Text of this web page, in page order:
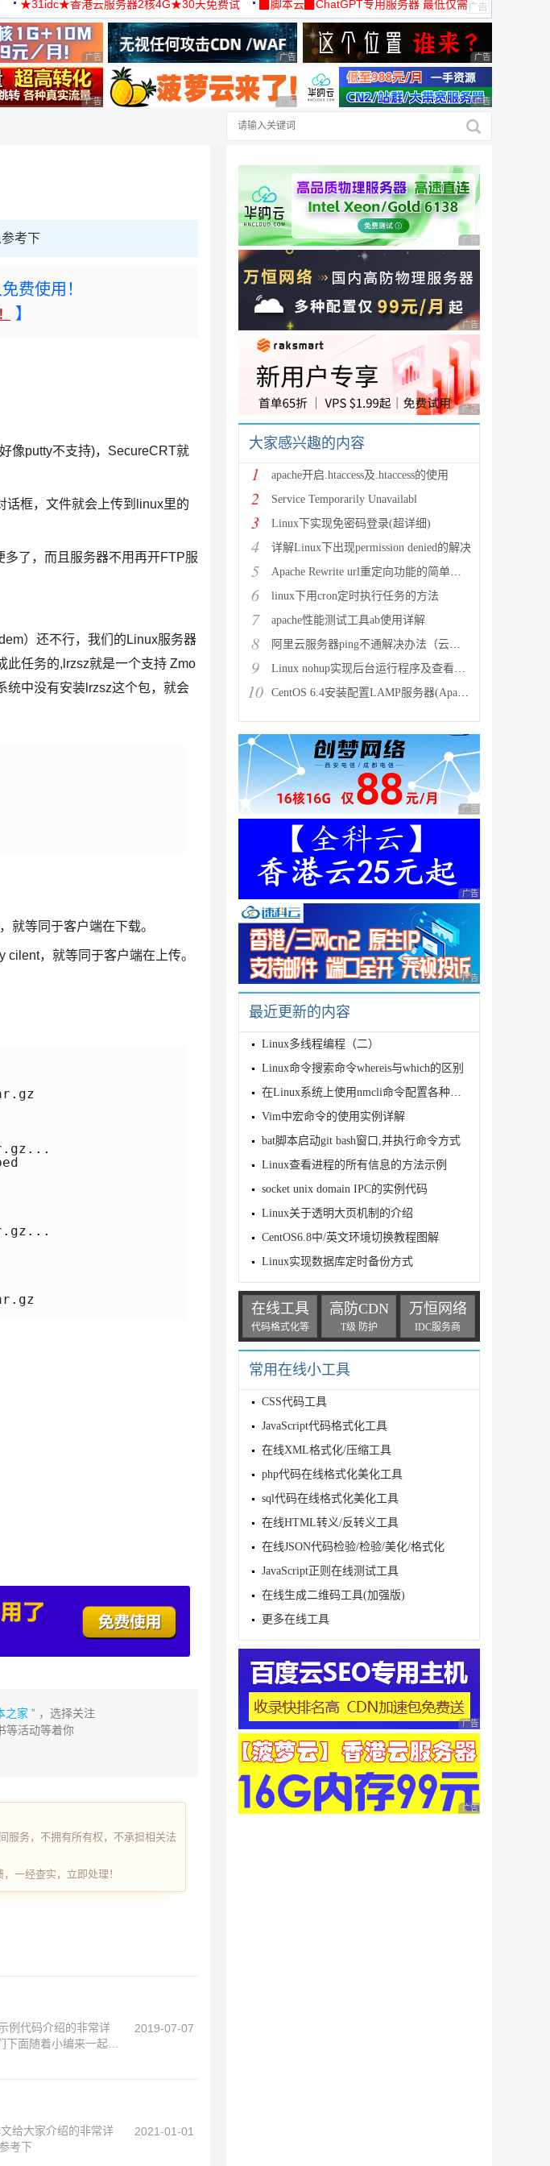
★31idc★香港云服务器2核4G★30天免费试
用◆
▉脚本云▉ChatGPT专用服务器 最低仅需
19元/月
广告 商业广告，理性选择 广告 商业广告，理性选择 广告 商业广告，理
广告 商业广告，理性选择 广告 商业广告，理性选择 广告 商业广告，理
考下
费使用！
】
像putty不支持)，SecureCRT就
话框，文件就会上传到linux里的
了，而且服务器不用再开FTP服
）还不行，我们的Linux服务器
此任务的,lrzsz就是一个支持 Zmo
统中没有安装lrzsz这个包，就会
就等同于客户端在下载。
，就等同于客户端在上传。
之家 ” ，选择关注
等活动等着你
服务，不拥有所有权，不承担相关法
一经查实，立即处理！
例代码介绍的非常详
下面随着小编来一起学
2019-07-07
给大家介绍的非常详
考下
2021-01-01
广告 商业广告，理性
广告 商业广告，理性
广告 商业广告，理性
大家感兴趣的内容
1 apache开启.htaccess及.htaccess的使用
2 Service Temporarily Unavailabl
3 Linux下实现免密码登录(超详细)
4 详解Linux下出现permission denied的解决
5 Apache Rewrite url重定向功能的简单配置
6 linux下用cron定时执行任务的方法
7 apache性能测试工具ab使用详解
8 阿里云服务器ping不通解决办法（云服务器搭建完环境访问不了
9 Linux nohup实现后台运行程序及查看（nohup与&
10 CentOS 6.4安装配置LAMP服务器(Apache+P
广告 商业广告，理性
广告 商业广告，理性
广告 商业广告，理性
最近更新的内容
Linux多线程编程（二）
Linux命令搜索命令whereis与which的区别
在Linux系统上使用nmcli命令配置各种网络的操作方法(有线、无线、vl
Vim中宏命令的使用实例详解
bat脚本启动git bash窗口,并执行命令方式
Linux查看进程的所有信息的方法示例
socket unix domain IPC的实例代码
Linux关于透明大页机制的介绍
CentOS6.8中/英文环境切换教程图解
Linux实现数据库定时备份方式
在线工具
代码格式化等
高防CDN
T级 防护
万恒网络
IDC服务商
常用在线小工具
CSS代码工具
JavaScript代码格式化工具
在线XML格式化/压缩工具
php代码在线格式化美化工具
sql代码在线格式化美化工具
在线HTML转义/反转义工具
在线JSON代码检验/检验/美化/格式化
JavaScript正则在线测试工具
在线生成二维码工具(加强版)
更多在线工具
广告 商业广告，理性
广告 商业广告，理性